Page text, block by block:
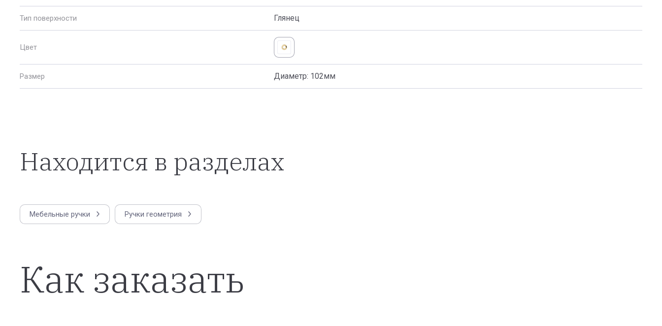
Тип поверхности Глянец
Цвет
Размер Диаметр: 102мм
Находится в разделах
Мебельные ручки Ручки геометрия
Как заказать